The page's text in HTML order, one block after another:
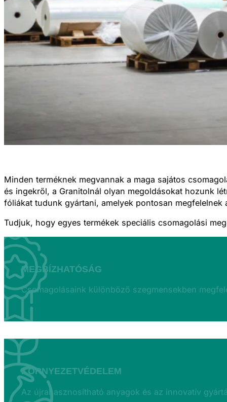
Minden terméknek megvannak a maga sajátos
és ingekről, a Granitolnál olyan megoldásokat hozunk
fóliákat tudunk gyártani, amelyek pontosan
Tudjuk, hogy egyes termékek speciális csomagolási
MEGBÍZHATÓSÁG
Csomagolásaink különböző szegmensekben
KÖRNYEZETVÉDELEM
Az újrahasznosítható anyagok és az innovatív